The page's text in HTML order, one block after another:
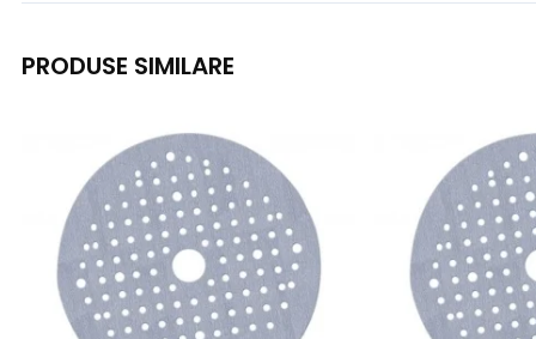
PRODUSE SIMILARE